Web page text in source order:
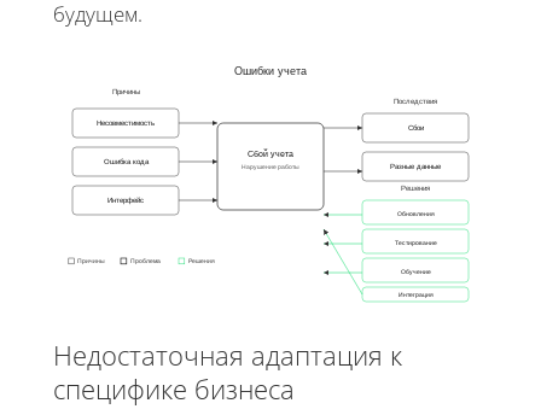
будущем.
Ошибки учета
Причины
Несовместимость
Ошибка кода
Интерфейс
Сбой учета
Нарушение работы
Последствия
Сбои
Разные данные
Решения
Обновления
Тестирование
Обучение
Интеграция
Причины Проблема Решения
Недостаточная адаптация к
специфике бизнеса